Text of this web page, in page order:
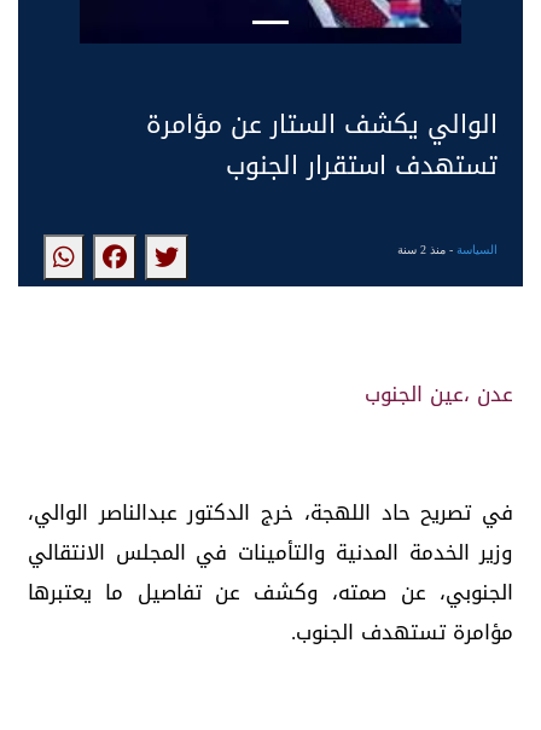
الوالي يكشف الستار عن مؤامرة
تستهدف استقرار الجنوب
السياسة- منذ 2 سنة
عدن ،عين الجنوب
في تصريح حاد اللهجة، خرج الدكتور عبدالناصر الوالي،
وزير الخدمة المدنية والتأمينات في المجلس الانتقالي
الجنوبي، عن صمته، وكشف عن تفاصيل ما يعتبرها
مؤامرة تستهدف الجنوب.